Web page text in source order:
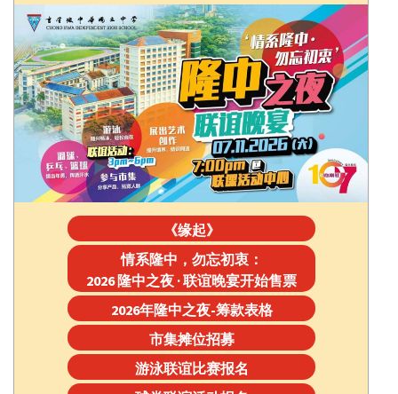
《缘起》
情系隆中，勿忘初衷：
2026 隆中之夜 · 联谊晚宴开始售票
2026年隆中之夜-筹款表格
市集摊位招募
游泳联谊比赛报名